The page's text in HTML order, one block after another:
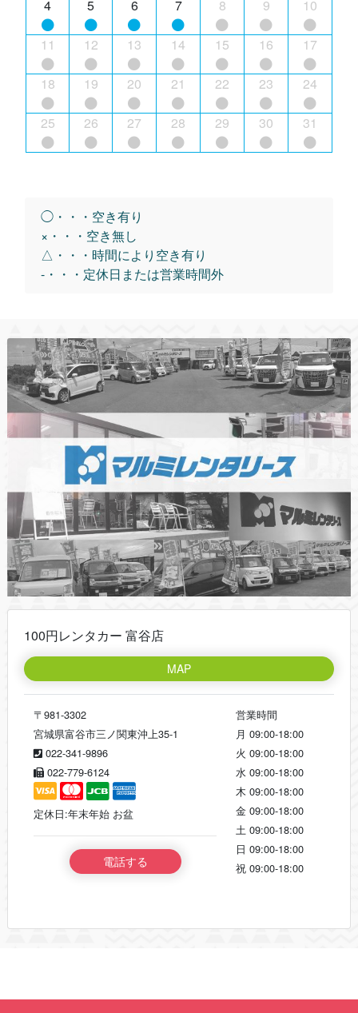
4 5 6 7 8 9 10
11 12 13 14 15 16 17
18 19 20 21 22 23 24
25 26 27 28 29 30 31
◯・・・空き有り
×・・・空き無し
△・・・時間により空き有り
-・・・定休日または営業時間外
100円レンタカー 富谷店
MAP
〒981-3302
宮城県富谷市三ノ関東沖上35-1
022-341-9896
022-779-6124
定休日:年末年始 お盆
電話する
営業時間
月 09:00-18:00
火 09:00-18:00
水 09:00-18:00
木 09:00-18:00
金 09:00-18:00
土 09:00-18:00
日 09:00-18:00
祝 09:00-18:00